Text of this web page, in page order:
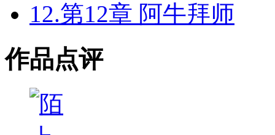
12.第12章 阿牛拜师
作品点评